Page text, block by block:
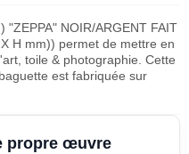
"ZEPPA" NOIR/ARGENT FAIT
H mm)) permet de mettre en
toile & photographie. Cette
est fabriquée sur
propre œuvre